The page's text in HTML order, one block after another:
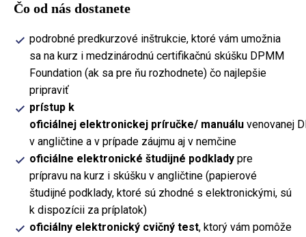
Čo od nás dostanete
podrobné predkurzové inštrukcie, ktoré vám umožnia
sa na kurz i medzinárodnú certifikačnú skúšku DPMM
Foundation (ak sa pre ňu rozhodnete) čo najlepšie
pripraviť
prístup k
oficiálnej elektronickej príručke/ manuálu venovanej
v angličtine a v prípade záujmu aj v nemčine
oficiálne elektronické študijné podklady pre
prípravu na kurz i skúšku v angličtine (papierové
študijné podklady, ktoré sú zhodné s elektronickými, sú
k dispozícii za príplatok)
oficiálny elektronický cvičný test, ktorý vám pomôže